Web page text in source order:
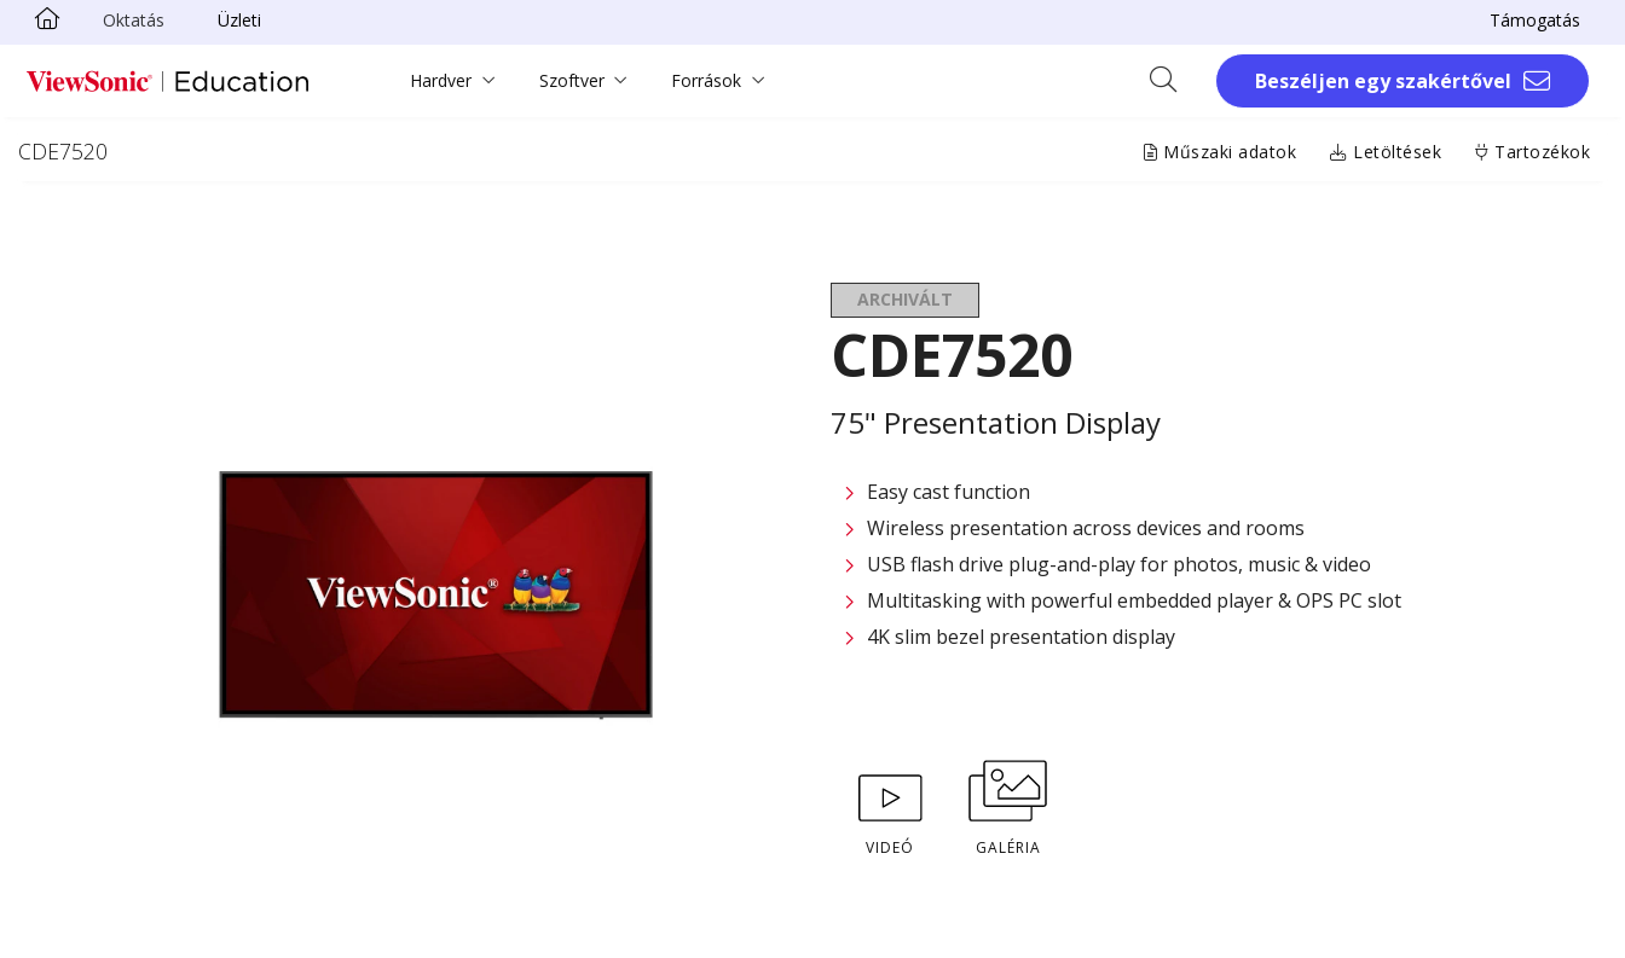
Ugrás a fő tartalomra
Oktatás Üzleti Támogatás
Hardver Szoftver Források Beszéljen egy szakértővel
CDE7520 Műszaki adatok Letöltések Tartozékok
ARCHIVÁLT
CDE7520
75" Presentation Display
Easy cast function
Wireless presentation across devices and rooms
USB flash drive plug-and-play for photos, music & video
Multitasking with powerful embedded player & OPS PC slot
4K slim bezel presentation display
VIDEÓ GALÉRIA